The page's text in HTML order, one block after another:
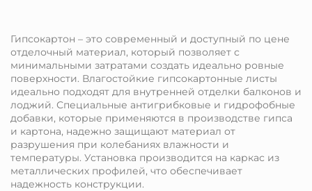
Гипсокартон – это современный и доступный по цене
отделочный материал, который позволяет с
минимальными затратами создать идеально ровные
поверхности. Влагостойкие гипсокартонные листы
идеально подходят для внутренней отделки балконов и
лоджий. Специальные антигрибковые и гидрофобные
добавки, которые применяются в производстве гипса
и картона, надежно защищают материал от
разрушения при колебаниях влажности и
температуры. Установка производится на каркас из
металлических профилей, что обеспечивает
надежность конструкции.